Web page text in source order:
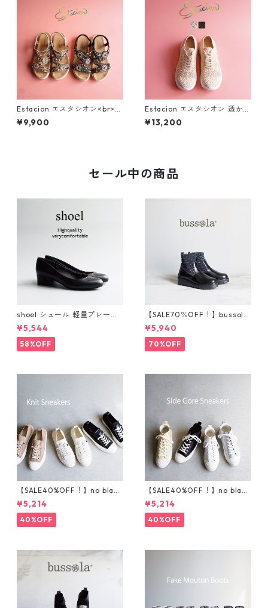
Estacion エスタシオン<br>エ
スニック調サークルモチーフ
カラフルビーズコンフォート
¥9,900
Estacion エスタシオン 透かし
編みフラワーデザインスニー
カー 6603-2
¥13,200
セール中の商品
shoel シュール 軽量プレーン
パンプス now235
¥5,544
58%OFF
【SALE70％OFF！】bussola
ブソラ ラメショートブー
ツ 925520
¥5,940
70%OFF
【SALE40%OFF！】no bland
ニットスニーカー T5001
¥5,214
40%OFF
【SALE40%OFF！】no bland
サイドゴアハイカットスニ
ーカー T5002
¥5,214
40%OFF